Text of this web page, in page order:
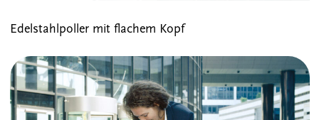
Edelstahlpoller mit flachem Kopf